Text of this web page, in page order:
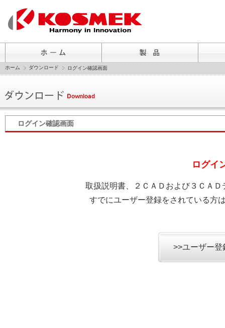
ホーム ダウンロード ログイン確認画面
ログイン確認画面
ログイ
取扱説明書、２ＣＡＤおよび３ＣＡ
すでにユーザー登録をされている方
>>ユーザー